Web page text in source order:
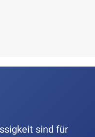
sind für